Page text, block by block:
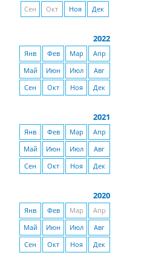
Сен
Окт Ноя Дек
2022
Янв Фев Мар
Апр
Май
Июн Июл
Авг
Сен
Окт Ноя Дек
2021
Янв Фев Мар
Апр
Май
Июн Июл
Авг
Сен
Окт Ноя Дек
2020
Янв Фев Мар
Апр
Май
Июн Июл
Авг
Сен
Окт Ноя Дек